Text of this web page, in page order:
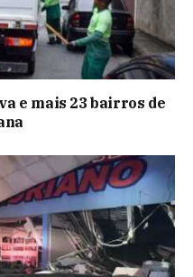
e mais 23 bairros de